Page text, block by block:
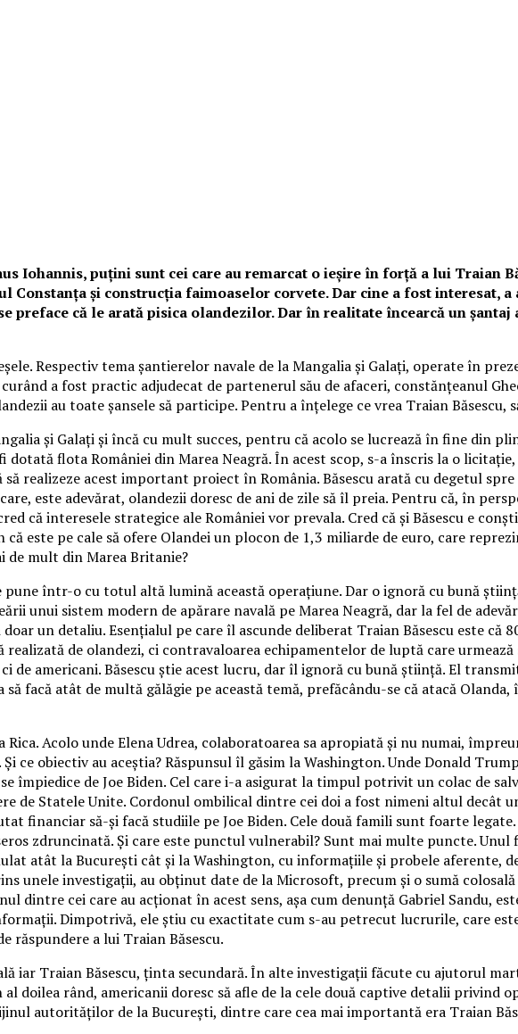
Iohannis, puțini sunt cei care au remarcat o ieșire în forță a lui Traian
Constanța și construcția faimoaselor corvete. Dar cine a fost interesat,
preface că le arată pisica olandezilor. Dar în realitate încearcă un
Respectiv tema șantierelor navale de la Mangalia și Galați, operate în
a fost practic adjudecat de partenerul său de afaceri, constănțeanul
au toate șansele să participe. Pentru a înțelege ce vrea Traian Băsescu,
și Galați și încă cu mult succes, pentru că acolo se lucrează în fine din
flota României din Marea Neagră. În acest scop, s-a înscris la o
realizeze acest important proiect în România. Băsescu arată cu degetul
este adevărat, olandezii doresc de ani de zile să îl preia. Pentru că, în
că interesele strategice ale României vor prevala. Cred că și Băsescu e
este pe cale să ofere Olandei un plocon de 1,3 miliarde de euro, care
de mult din Marea Britanie?
pune într-o cu totul altă lumină această operațiune. Dar o ignoră cu bună
unui sistem modern de apărare navală pe Marea Neagră, dar la fel de
un detaliu. Esențialul pe care îl ascunde deliberat Traian Băsescu este că
de olandezi, ci contravaloarea echipamentelor de luptă care
de americani. Băsescu știe acest lucru, dar îl ignoră cu bună știință. El
facă atât de multă gălăgie pe această temă, prefăcându-se că atacă
Acolo unde Elena Udrea, colaboratoarea sa apropiată și nu numai,
obiectiv au aceștia? Răspunsul îl găsim la Washington. Unde Donald
împiedice de Joe Biden. Cel care i-a asigurat la timpul potrivit un colac de
de Statele Unite. Cordonul ombilical dintre cei doi a fost nimeni altul decât
financiar să-și facă studiile pe Joe Biden. Cele două famili sunt foarte legate.
zdruncinată. Și care este punctul vulnerabil? Sunt mai multe puncte.
atât la București cât și la Washington, cu informațiile și probele aferente,
investigații, au obținut date de la Microsoft, precum și o sumă
dintre cei care au acționat în acest sens, așa cum denunță Gabriel Sandu,
Dimpotrivă, ele știu cu exactitate cum s-au petrecut lucrurile, care
răspundere a lui Traian Băsescu.
iar Traian Băsescu, ținta secundară. În alte investigații făcute cu ajutorul
doilea rând, americanii doresc să afle de la cele două captive detalii privind
autorităților de la București, dintre care cea mai importantă era Traian